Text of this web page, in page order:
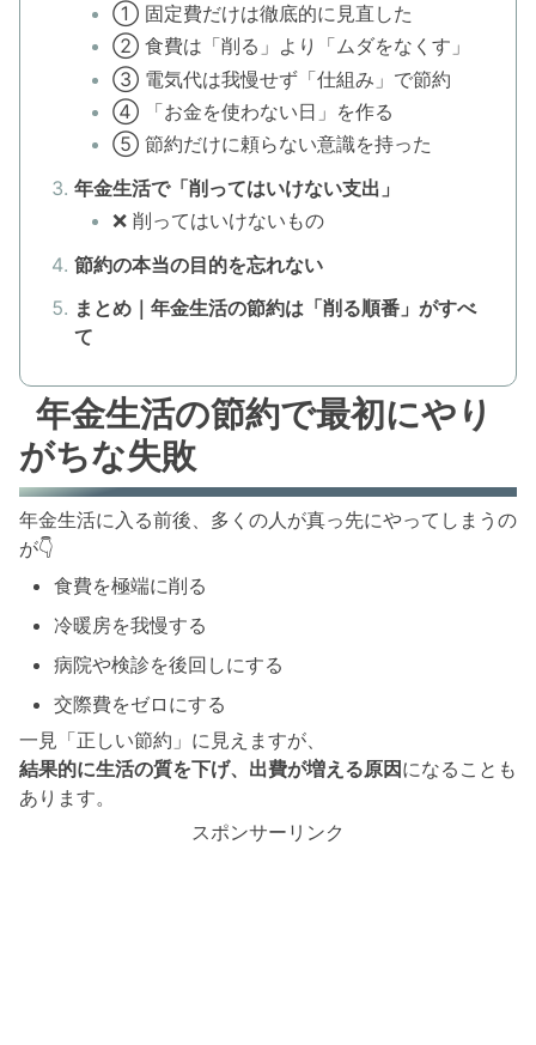
① 固定費だけは徹底的に見直した
② 食費は「削る」より「ムダをなくす」
③ 電気代は我慢せず「仕組み」で節約
④ 「お金を使わない日」を作る
⑤ 節約だけに頼らない意識を持った
年金生活で「削ってはいけない支出」
❌ 削ってはいけないもの
節約の本当の目的を忘れない
まとめ｜年金生活の節約は「削る順番」がすべ
て
年金生活の節約で最初にやり
がちな失敗
年金生活に入る前後、多くの人が真っ先にやってしまうの
が👇
食費を極端に削る
冷暖房を我慢する
病院や検診を後回しにする
交際費をゼロにする
一見「正しい節約」に見えますが、
結果的に生活の質を下げ、出費が増える原因 になることも
あります。
スポンサーリンク